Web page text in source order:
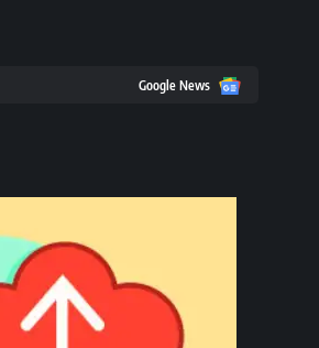
Google News Google